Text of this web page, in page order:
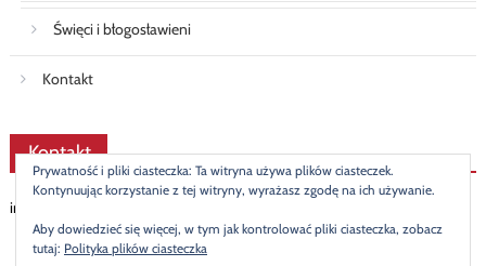
Święci i błogosławieni
Kontakt
Kontakt
info@diakonat.pl
Prywatność i pliki ciasteczka: Ta witryna używa plików ciasteczek.
Kontynuując korzystanie z tej witryny, wyrażasz zgodę na ich używanie.
Aby dowiedzieć się więcej, w tym jak kontrolować pliki ciasteczka, zobacz
tutaj: Polityka plików ciasteczka